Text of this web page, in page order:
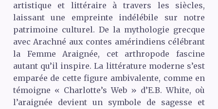
artistique et littéraire à travers les siècles,
laissant une empreinte indélébile sur notre
patrimoine culturel. De la mythologie grecque
avec Arachné aux contes amérindiens célébrant
la Femme Araignée, cet arthropode fascine
autant qu’il inspire. La littérature moderne s’est
emparée de cette figure ambivalente, comme en
témoigne « Charlotte’s Web » d’E.B. White, où
l’araignée devient un symbole de sagesse et